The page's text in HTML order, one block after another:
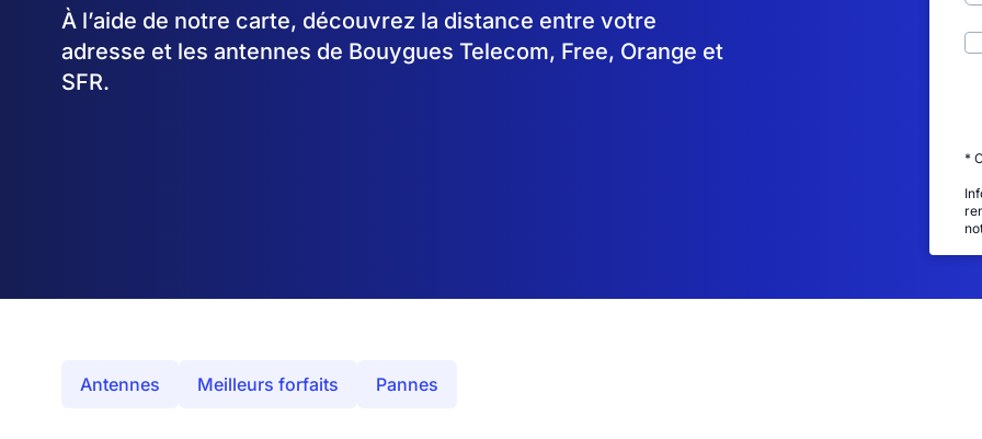
À l’aide de notre carte, découvrez la distance entre votre
adresse et les antennes de Bouygues Telecom, Free, Orange et
SFR.
*
Antennes Meilleurs forfaits Pannes